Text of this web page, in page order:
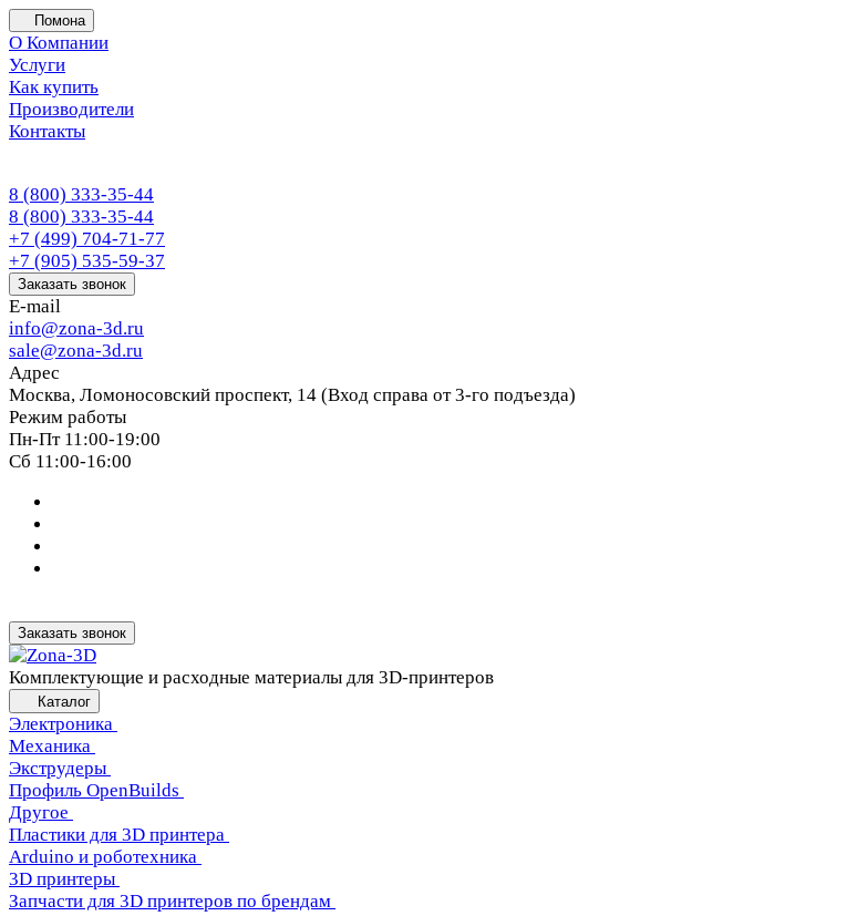
Помона
О Компании
Услуги
Как купить
Производители
Контакты
8 (800) 333-35-44
8 (800) 333-35-44
+7 (499) 704-71-77
+7 (905) 535-59-37
Заказать звонок
E-mail
info@zona-3d.ru
sale@zona-3d.ru
Адрес
Москва, Ломоносовский проспект, 14 (Вход справа от 3-го подъезда)
Режим работы
Пн-Пт 11:00-19:00
Сб 11:00-16:00
Заказать звонок
Комплектующие и расходные материалы для 3D-принтеров
Каталог
Электроника
Механика
Экструдеры
Профиль OpenBuilds
Другое
Пластики для 3D принтера
Arduino и роботехника
3D принтеры
Запчасти для 3D принтеров по брендам